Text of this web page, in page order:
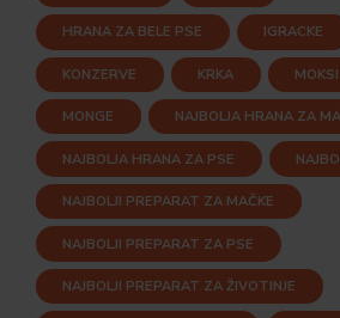
HRANA ZA BELE PSE IGRACKE
KONZERVE KRKA MOKSI
MONGE NAJBOLJA HRANA ZA
NAJBOLJA HRANA ZA PSE
NAJBOLJI PREPARAT ZA MAČKE
NAJBOLJI PREPARAT ZA PSE
NAJBOLJI PREPARAT ZA ŽIVOTINJE